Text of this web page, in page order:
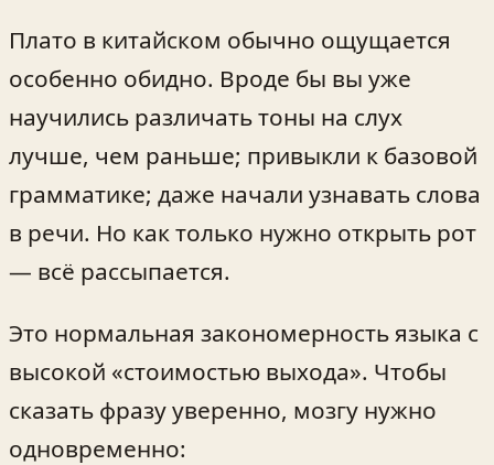
Плато в китайском обычно ощущается
особенно обидно. Вроде бы вы уже
научились различать тоны на слух
лучше, чем раньше; привыкли к базовой
грамматике; даже начали узнавать слова
в речи. Но как только нужно открыть рот
— всё рассыпается.
Это нормальная закономерность языка с
высокой «стоимостью выхода». Чтобы
сказать фразу уверенно, мозгу нужно
одновременно: